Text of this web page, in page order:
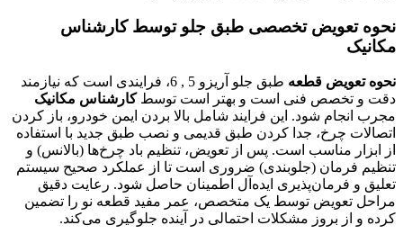
نحوه تعویض تخصصی طبق جلو توسط کارشناس
مکانیک
نحوه تعویض قطعه
طبق جلو آریزو 5 , 6، فرایندی است که نیازمند
دقت و تخصص فنی است و بهتر است توسطکارشناس مکانیک
مجرب انجام شود. این فرایند شامل بالا بردن ایمن خودرو، باز کردن
اتصالات چرخ، جدا کردن طبق قدیمی و نصب طبق جدید با استفاده
از ابزار مناسب است. پس از تعویض، تنظیم باد چرخ‌ها (بالانس) و
تنظیم فرمان (جلوبندی) ضروری است تا از عملکرد صحیح سیستم
تعلیق و فرمان‌پذیری ایده‌آل اطمینان حاصل شود. رعایت دقیق
مراحل تعویض توسط یک متخصص، عمر مفید قطعه نو را تضمین
کرده و از بروز مشکلات احتمالی در آینده جلوگیری می‌کند.